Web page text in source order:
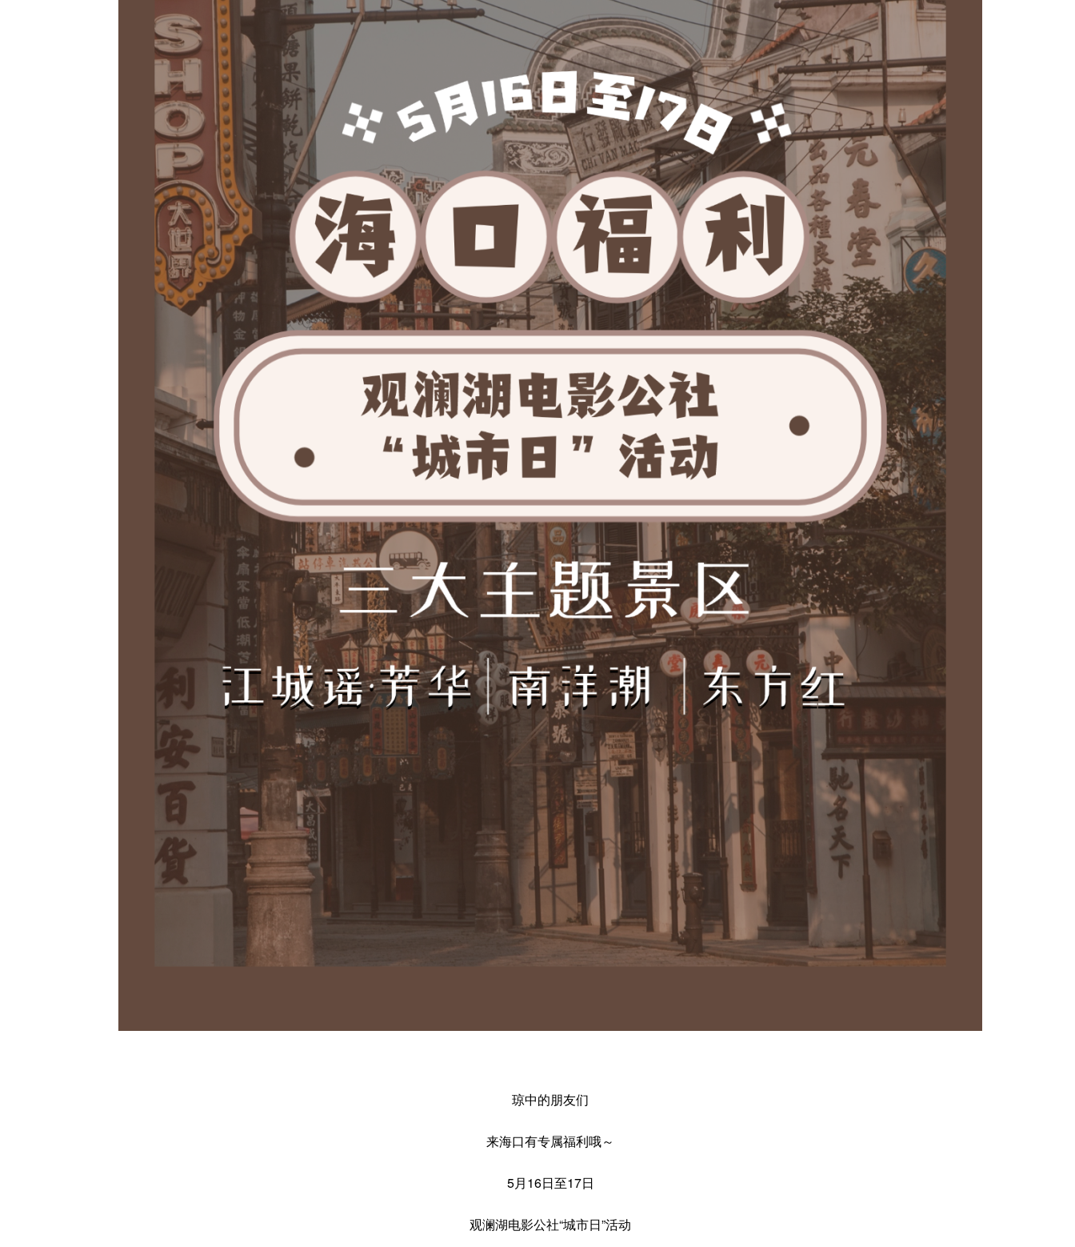
琼中的朋友们
来海口有专属福利哦～
5月16日至17日
观澜湖电影公社“城市日”活动